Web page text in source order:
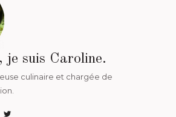
je suis Caroline.
culinaire et chargée de